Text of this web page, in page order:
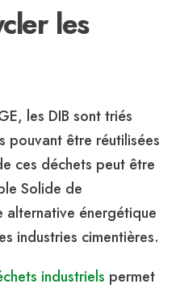
les
les DIB sont triés
pouvant être réutilisées
ces déchets peut être
Solide de
alternative énergétique
industries cimentières.
industriels permet